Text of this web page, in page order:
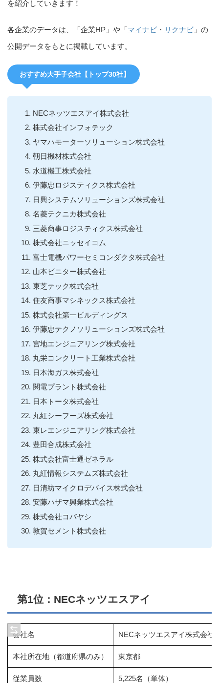
を紹介していきます！
各企業のデータは、「企業HP」や「マイナビ ・ リクナビ 」の
公開データをもとに掲載しています。
おすすめ大手子会社【トップ30社】
NECネッツエスアイ株式会社
株式会社インフォテック
ヤマハモーターソリューション株式会社
朝日機材株式会社
水道機工株式会社
伊藤忠ロジスティクス株式会社
日興システムソリューションズ株式会社
名菱テクニカ株式会社
三菱商事ロジスティクス株式会社
株式会社ニッセイコム
富士電機パワーセミコンダクタ株式会社
山本ビニター株式会社
東芝テック株式会社
住友商事マシネックス株式会社
株式会社第一ビルディングス
伊藤忠テクノソリューションズ株式会社
宮地エンジニアリング株式会社
丸栄コンクリート工業株式会社
日本海ガス株式会社
関電プラント株式会社
日本トータ株式会社
丸紅シーフーズ株式会社
東レエンジニアリング株式会社
豊田合成株式会社
株式会社富士通ゼネラル
丸紅情報システムズ株式会社
日清紡マイクロデバイス株式会社
安藤ハザマ興業株式会社
株式会社コバヤシ
敦賀セメント株式会社
第1位：NECネッツエスアイ
会社名 NECネッツエスアイ株式会社
本社所在地（都道府県のみ） 東京都
従業員数 5,225名（単体）